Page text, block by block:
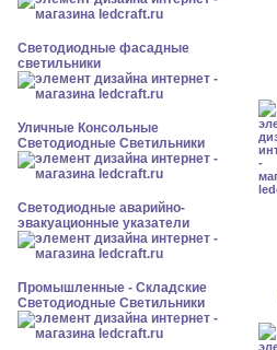
Светодиодные фасадные
светильники
Уличные Консольные
Светодиодные Светильники
Светодиодные аварийно-
эвакуационные указатели
Промышленные - Складские
Светодиодные Светильники